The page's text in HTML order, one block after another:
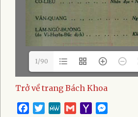
1/90
Trở về trang Bách Khoa
Facebook
TwitterMeWeGmailYahoo